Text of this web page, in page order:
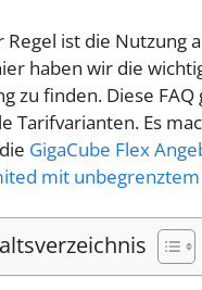
Regel ist die Nutzung
haben wir die
zu finden. Diese
Tarifvarianten. Es
GigaCube Flex
mit